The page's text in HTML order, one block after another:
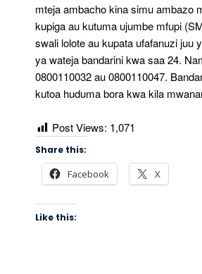
mteja ambacho kina simu ambazo
kupiga au kutuma ujumbe mfupi
swali lolote au kupata ufafanuzi juu
ya wateja bandarini kwa saa 24.
0800110032 au 0800110047.
kutoa huduma bora kwa kila
Post Views: 1,071
Share this:
Facebook X
Like this: